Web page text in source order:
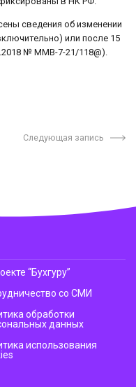
сведения об изменении
или после 15
№ ММВ-7-21/118@).
Следующая запись
“Бухгуру”
со СМИ
обработки
данных
использования